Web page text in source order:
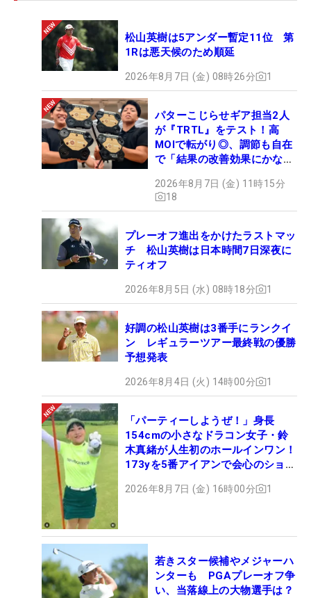
松山英樹は5アンダー暫定11位 第
1Rは悪天候のため順延
2026年8月7日 (金) 08時26分 1
パターこじらせギア担当2人
が『TRTL』をテスト！高
MOIで転がり◎、調節も自在
で「結果の改善効果にかなり
2026年8月7日 (金) 11時15分
18
プレーオフ進出をかけたラストマッ
チ 松山英樹は日本時間7日深夜に
ティオフ
2026年8月5日 (水) 08時18分 1
好調の松山英樹は3番手にランクイ
ン レギュラーツアー最終戦の優勝
予想発表
2026年8月4日 (火) 14時00分 1
「パーティーしようぜ！」身長
154cmの小さなドラコン女子・鈴
木真緒が人生初のホールインワン！
173yを5番アイアンで会心のショッ
2026年8月7日 (金) 16時00分 1
若きスター候補やメジャーハ
ンターも PGAプレーオフ争
い、当落線上の大物選手は？